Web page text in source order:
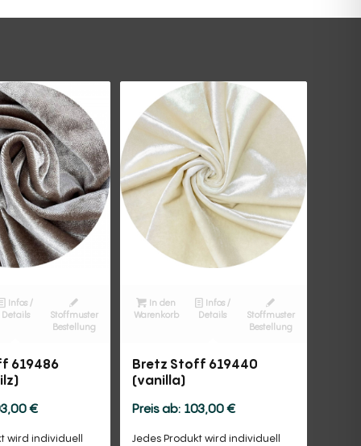
Infos /
Details
Stoffmuster
Bestellung
619486
€
wird individuell
In den
Warenkorb
Infos /
Details
Stoffmuster
Bestellung
Bretz Stoff 619440
(vanilla)
103,00€
Jedes Produkt wird individuell